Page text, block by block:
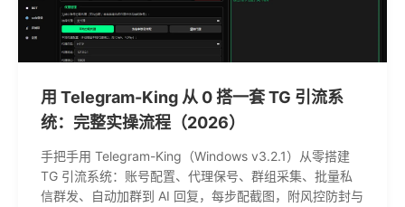
用 Telegram-King 从 0 搭一套 TG 引流系
统：完整实操流程（2026）
手把手用 Telegram-King（Windows v3.2.1）从零搭建
TG 引流系统：账号配置、代理保号、群组采集、批量私
信群发、自动加群到 AI 回复，每步配截图，附风控防封与